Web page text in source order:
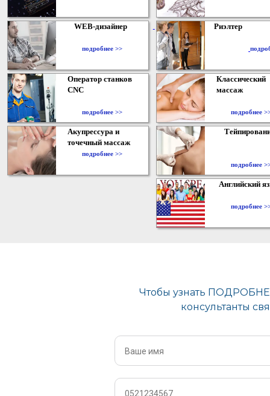
WEB-дизайнер
подробнее >>
Риэлтер
Оператор станков
CNC
подробнее >>
Классический
массаж
подробнее
Акупрессура и
точечный массаж
подробнее >>
подробнее
Английский
подробнее